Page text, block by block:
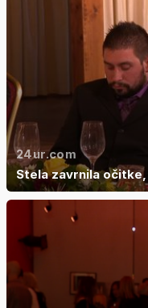
24ur.com
Stela zavrnila